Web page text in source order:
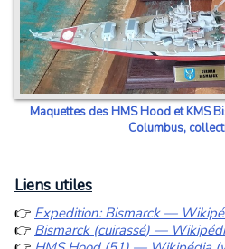
Maquettes des HMS Hood et KMS
Columbus,
Liens utiles
Expedition: Bismarck —
👉 Bismarck (cuirassé) —